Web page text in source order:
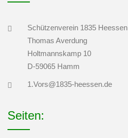
Schützenverein 1835 Heessen
Thomas Averdung
Holtmannskamp 10
D-59065 Hamm
1.Vors@1835-heessen.de
Seiten: